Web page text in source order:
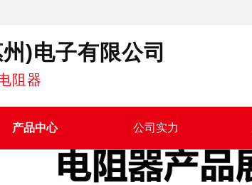
)电子有限公司
阻器
产品中心 公司实力